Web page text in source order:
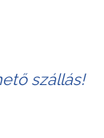
szállás!